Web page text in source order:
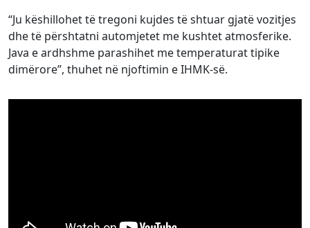
“Ju këshillohet të tregoni kujdes të shtuar gjatë vozitjes
dhe të përshtatni automjetet me kushtet atmosferike.
Java e ardhshme parashihet me temperaturat tipike
dimërore”, thuhet në njoftimin e IHMK-së.